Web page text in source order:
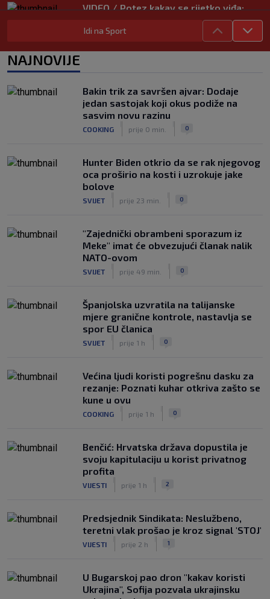
VIDEO / Potez kakav se rijetko viđa:
Kada pomoć nije stigla, na rukama je
iznio suigrača u bolovima
SK prije 3 h
Dinamo u finalu Ramljaka! Sutra protiv
Ajaxa na glavnom terenu Maksimira
|
prije 3 h
Idi na Sport
NAJNOVIJE
Bakin trik za savršen ajvar: Dodaje
jedan sastojak koji okus podiže na
sasvim novu razinu
COOKING prije 0 min. 0
Hunter Biden otkrio da se rak njegovog
oca proširio na kosti i uzrokuje jake
bolove
SVIJET prije 23 min. 0
"Zajednički obrambeni sporazum iz
Meke" imat će obvezujući članak nalik
NATO-ovom
SVIJET prije 49 min. 0
Španjolska uzvratila na talijanske
mjere granične kontrole, nastavlja se
spor EU članica
SVIJET prije 1 h 0
Većina ljudi koristi pogrešnu dasku za
rezanje: Poznati kuhar otkriva zašto se
kune u ovu
COOKING prije 1 h 0
Benčić: Hrvatska država dopustila je
svoju kapitulaciju u korist privatnog
profita
VIJESTI prije 1 h 2
Predsjednik Sindikata: Neslužbeno,
teretni vlak prošao je kroz signal 'STOJ'
VIJESTI prije 2 h 1
U Bugarskoj pao dron "kakav koristi
Ukrajina", Sofija pozvala ukrajinsku